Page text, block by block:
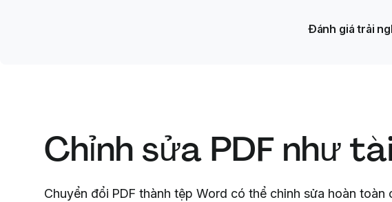
Đánh giá trải
Chỉnh sửa PDF như
Chuyển đổi PDF thành tệp Word có thể chỉnh sửa hoàn